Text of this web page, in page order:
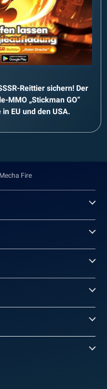
Reittier sichern! Der
MMO „Stickman GO“
EU und den USA.
Mecha Fire